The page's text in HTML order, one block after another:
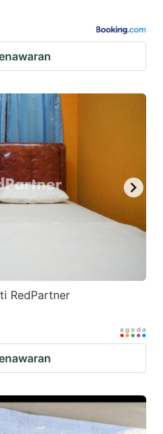
RedPartner